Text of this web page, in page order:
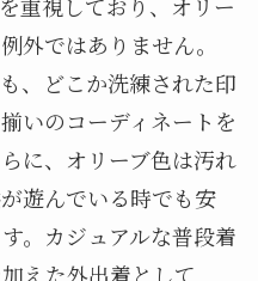
重視しており、オリー
外ではありません。
、どこか洗練された印
いのコーディネートを
に、オリーブ色は汚れ
遊んでいる時でも安
。カジュアルな普段着
えた外出着として